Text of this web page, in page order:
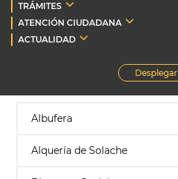
TRÁMITES
ATENCIÓN CIUDADANA
ACTUALIDAD
Desplegar
Albufera
Alquería de Solache